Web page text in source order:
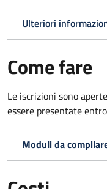
Ulteriori
Come fare
Le iscrizioni sono
essere presentate
Moduli da